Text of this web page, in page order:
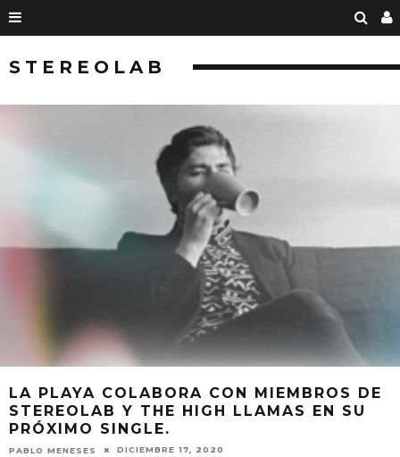
STEREOLAB
LA PLAYA COLABORA CON MIEMBROS DE
STEREOLAB Y THE HIGH LLAMAS EN SU
PRÓXIMO SINGLE.
PABLO MENESES DICIEMBRE 17, 2020